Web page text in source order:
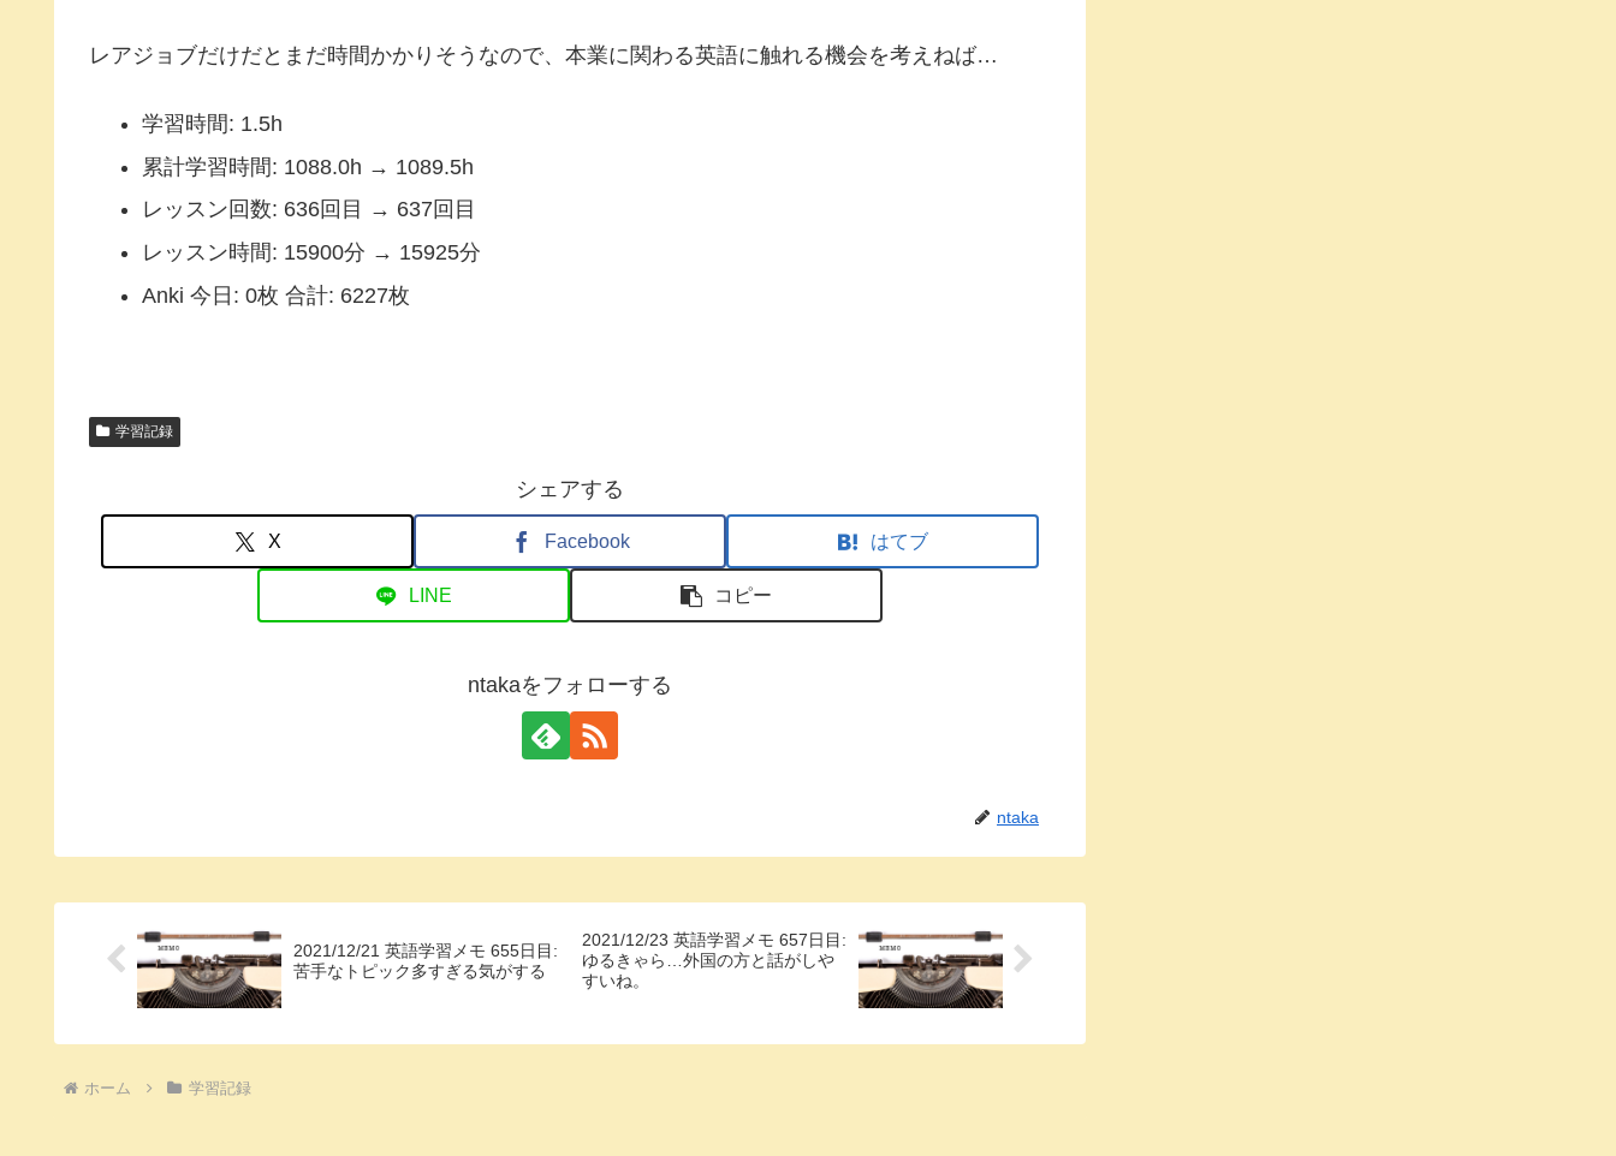
レアジョブだけだとまだ時間かかりそうなので、本業に関わる英語に触れる機会を考えねば…
学習時間: 1.5h
累計学習時間: 1088.0h → 1089.5h
レッスン回数: 636回目 → 637回目
レッスン時間: 15900分 → 15925分
Anki 今日: 0枚 合計: 6227枚
学習記録
シェアする
X Facebook はてブ
LINE コピー
ntakaをフォローする
ntaka
2021/12/21 英語学習メモ 655日目:
苦手なトピック多すぎる気がする
2021/12/23 英語学習メモ 657日目:
ゆるきゃら…外国の方と話がしや
すいね。
ホーム 学習記録